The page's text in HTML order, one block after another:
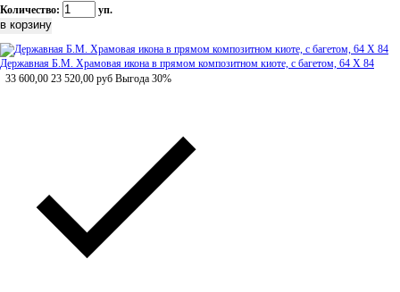
Количество: уп.
Державная Б.М. Храмовая икона в прямом композитном киоте, с багетом, 64 Х 84
33 600,00 23 520,00 руб Выгода 30%